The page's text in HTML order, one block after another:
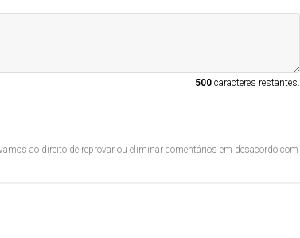
500caracteres restantes.
ao direito de reprovar ou eliminar comentários em desacordo com